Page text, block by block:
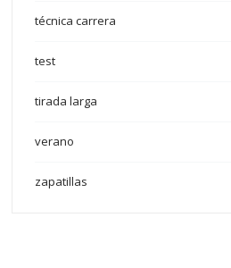
técnica carrera
test
tirada larga
verano
zapatillas